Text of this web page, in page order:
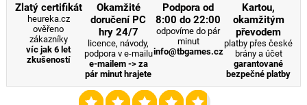
Zlatý certifikát
heureka.cz
ověřeno
zákazníky
víc jak 6 let
zkušeností
Okamžité
doručení PC
hry 24/7
licence, návody,
podpora v e-mailu
e-mailem -> za
pár minut hrajete
Podpora od
8:00 do 22:00
odpovíme do pár
minut
info@tbgames.cz
Kartou,
okamžitým
převodem
platby přes české
brány a účet
garantované
bezpečné platby